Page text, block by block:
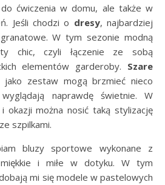
do ćwiczenia w domu, ale także w
Jeśli chodzi o dresy, najbardziej
W tym sezonie modną
chic, czyli łączenie ze sobą
elementów garderoby. Szare
jako zestaw mogą brzmieć nieco
naprawdę świetnie. W
okazji można nosić taką stylizację
szpilkami.
bluzy sportowe wykonane z
i miłe w dotyku. W tym
mi się modele w pastelowych